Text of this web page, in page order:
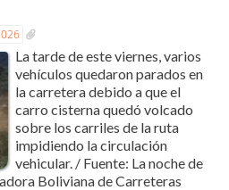
La tarde de este viernes, varios
vehículos quedaron parados en
la carretera debido a que el
carro cisterna quedó volcado
sobre los carriles de la ruta
impidiendo la circulación
vehicular. / Fuente: La noche de
Boliviana de Carreteras